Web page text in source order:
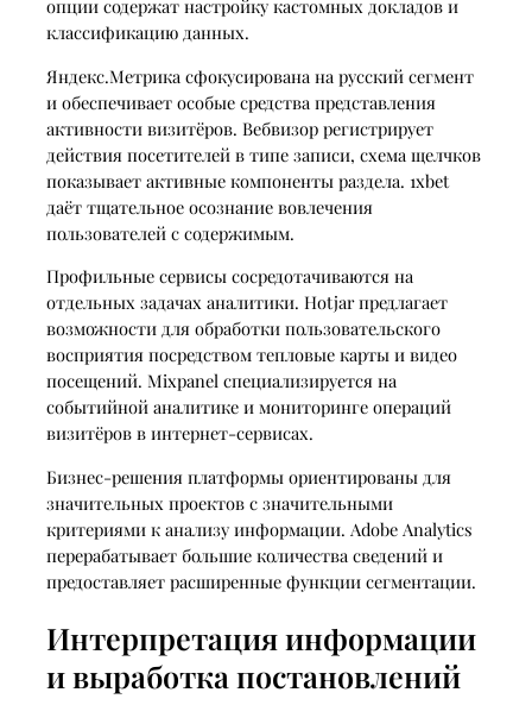
опции содержат настройку кастомных докладов и
классификацию данных.
Яндекс.Метрика сфокусирована на русский сегмент
и обеспечивает особые средства представления
активности визитёров. Вебвизор регистрирует
действия посетителей в типе записи, схема щелчков
показывает активные компоненты раздела. 1xbet
даёт тщательное осознание вовлечения
пользователей с содержимым.
Профильные сервисы сосредотачиваются на
отдельных задачах аналитики. Hotjar предлагает
возможности для обработки пользовательского
восприятия посредством тепловые карты и видео
посещений. Mixpanel специализируется на
событийной аналитике и мониторинге операций
визитёров в интернет-сервисах.
Бизнес-решения платформы ориентированы для
значительных проектов с значительными
критериями к анализу информации. Adobe Analytics
перерабатывает большие количества сведений и
предоставляет расширенные функции сегментации.
Интерпретация информации
и выработка постановлений